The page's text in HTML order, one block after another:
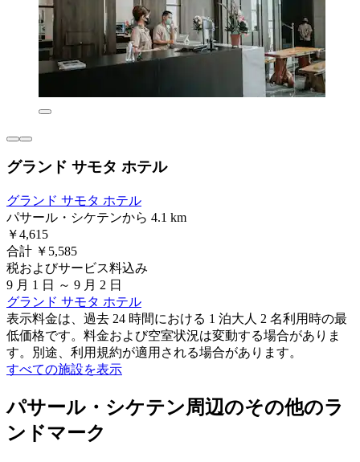
グランド サモタ ホテル
グランド サモタ ホテル
パサール・シケテンから 4.1 km
￥4,615
合計 ￥5,585
税およびサービス料込み
9 月 1 日 ～ 9 月 2 日
グランド サモタ ホテル
表示料金は、過去 24 時間における 1 泊大人 2 名利用時の最
低価格です。料金および空室状況は変動する場合がありま
す。別途、利用規約が適用される場合があります。
すべての施設を表示
パサール・シケテン周辺のその他のラ
ンドマーク